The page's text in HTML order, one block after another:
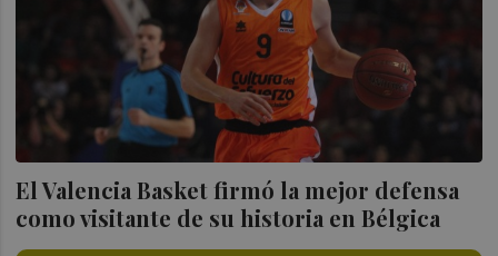
El Valencia Basket firmó la mejor defensa
como visitante de su historia en Bélgica